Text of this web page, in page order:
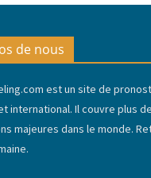
de nous
est un site de
international. Il couvre plus
majeures dans le monde.